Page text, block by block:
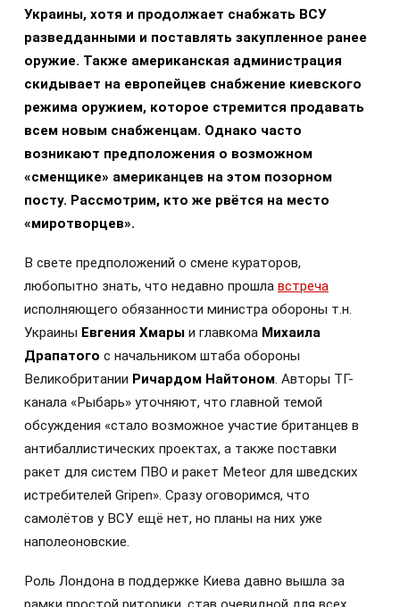
Украины, хотя и продолжает снабжать ВСУ
разведданными и поставлять закупленное ранее
оружие. Также американская администрация
скидывает на европейцев снабжение киевского
режима оружием, которое стремится продавать
всем новым снабженцам. Однако часто
возникают предположения о возможном
«сменщике» американцев на этом позорном
посту. Рассмотрим, кто же рвётся на место
«миротворцев».
В свете предположений о смене кураторов,
любопытно знать, что недавно прошла встреча
исполняющего обязанности министра обороны т.н.
Украины Евгения Хмары и главкома Михаила
Драпатого с начальником штаба обороны
Великобритании Ричардом Найтоном. Авторы ТГ-
канала «Рыбарь» уточняют, что главной темой
обсуждения «стало возможное участие британцев в
антибаллистических проектах, а также поставки
ракет для систем ПВО и ракет Meteor для шведских
истребителей Gripen». Сразу оговоримся, что
самолётов у ВСУ ещё нет, но планы на них уже
наполеоновские.
Роль Лондона в поддержке Киева давно вышла за